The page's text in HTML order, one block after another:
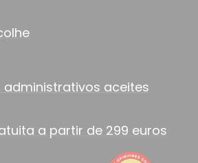
administrativos aceites
a partir de 299 euros